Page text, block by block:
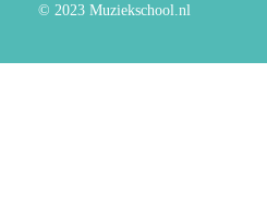
© 2023 Muziekschool.nl